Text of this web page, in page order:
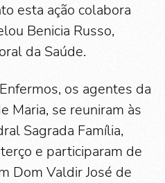
esta ação colabora
Benicia Russo,
da Saúde.
os agentes da
Maria, se reuniram às
Sagrada Família,
e participaram de
Dom Valdir José de